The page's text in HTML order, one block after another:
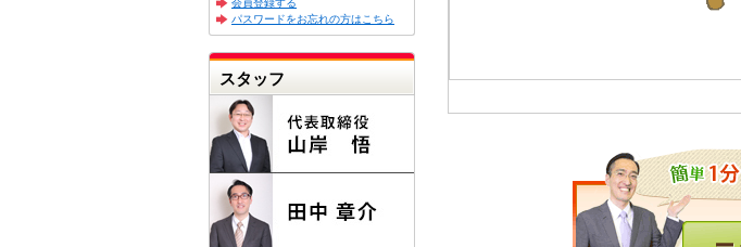
会員登録する
パスワードをお忘れの方はこちら
スタッフ